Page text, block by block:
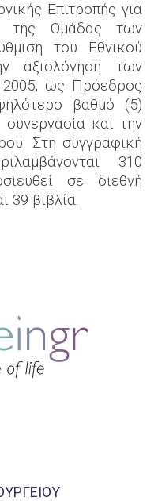
Επιτροπής για
της Ομάδας των
του Εθνικού
αξιολόγηση των
2005, ως Πρόεδρος
βαθμό (5)
συνεργασία και την
Στη συγγραφική
310
σε διεθνή
39 βιβλία.